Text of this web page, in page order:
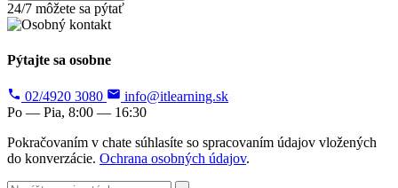
24/7 môžete sa pýtať
Pýtajte sa osobne
02/4920 3080
info@itlearning.sk
Po — Pia, 8:00 — 16:30
Pokračovaním v chate súhlasíte so spracovaním údajov vložených
do konverzácie. Ochrana osobných údajov.